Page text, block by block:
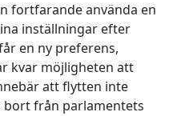
fortfarande använda en
inställningar efter
en ny preferens,
kvar möjligheten att
att flytten inte
bort från parlamentets